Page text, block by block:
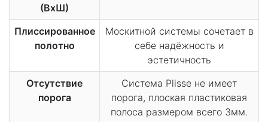
(ВхШ)
Плиссированное
полотно
Москитной системы сочетает в
себе надёжность и
эстетичность
Отсутствие
порога
Система Plisse не имеет
порога, плоская пластиковая
полоса размером всего 3мм.